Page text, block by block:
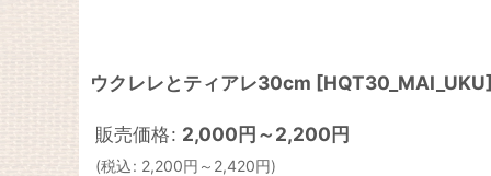
ウクレレとティアレ30cm [HQT30_MAI_UKU
販売価格: 2,000円～2,200円
(税込: 2,200円 ～2,420円)